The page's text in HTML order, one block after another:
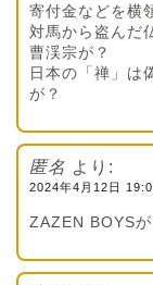
寄付金などを横
対馬から盗んだ
曹渓宗が？
日本の「禅」は
が？
匿名 より:
2024年4月12日
ZAZEN BOYSが